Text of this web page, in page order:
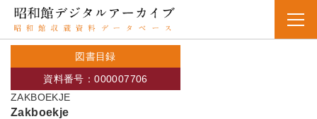
図書目録
ZAKBOEKJE
資料番号：000007706
Zakboekje